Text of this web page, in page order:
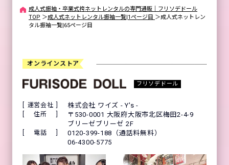
成人式振袖・卒業式袴ネットレンタルの専門通販｜フリソデドール
TOP ＞成人式ネットレンタル振袖一覧|1ページ目 ＞成人式ネットレン
タル振袖一覧|65ページ目
オンラインストア
フリソデドール
運営会社 株式会社 ワイズ - Y's -
住所
〒530-0001 大阪府大阪市北区梅田2-4-9
ブリーゼブリーゼ 2F
電話
0120-399-188（通話料無料）
06-4300-5775